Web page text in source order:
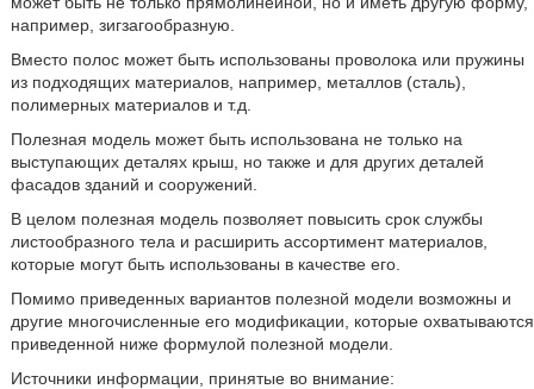
например, зигзагообразную.
Вместо полос может быть использованы проволока или пружины
из подходящих материалов, например, металлов (сталь),
полимерных материалов и т.д.
Полезная модель может быть использована не только на
выступающих деталях крыш, но также и для других деталей
фасадов зданий и сооружений.
В целом полезная модель позволяет повысить срок службы
листообразного тела и расширить ассортимент материалов,
которые могут быть использованы в качестве его.
Помимо приведенных вариантов полезной модели возможны и
другие многочисленные его модификации, которые охватываются
приведенной ниже формулой полезной модели.
Источники информации, принятые во внимание: